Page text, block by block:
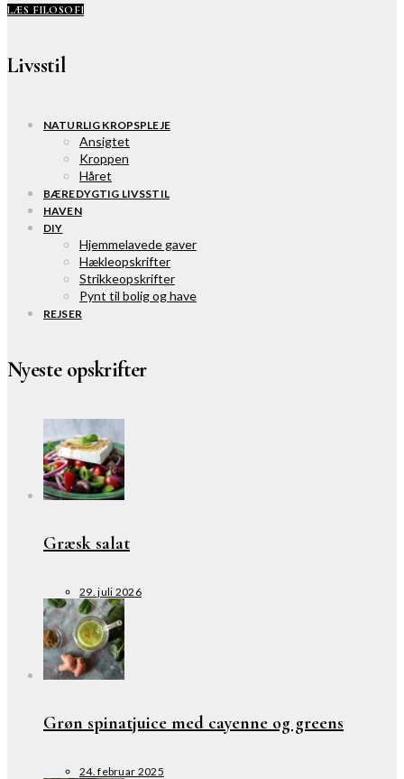
LÆS FILOSOFI
Livsstil
NATURLIG KROPSPLEJE
Ansigtet
Kroppen
Håret
BÆREDYGTIG LIVSSTIL
HAVEN
DIY
Hjemmelavede gaver
Hækleopskrifter
Strikkeopskrifter
Pynt til bolig og have
REJSER
Nyeste opskrifter
Græsk salat
29. juli 2026
Grøn spinatjuice med cayenne og greens
24. februar 2025